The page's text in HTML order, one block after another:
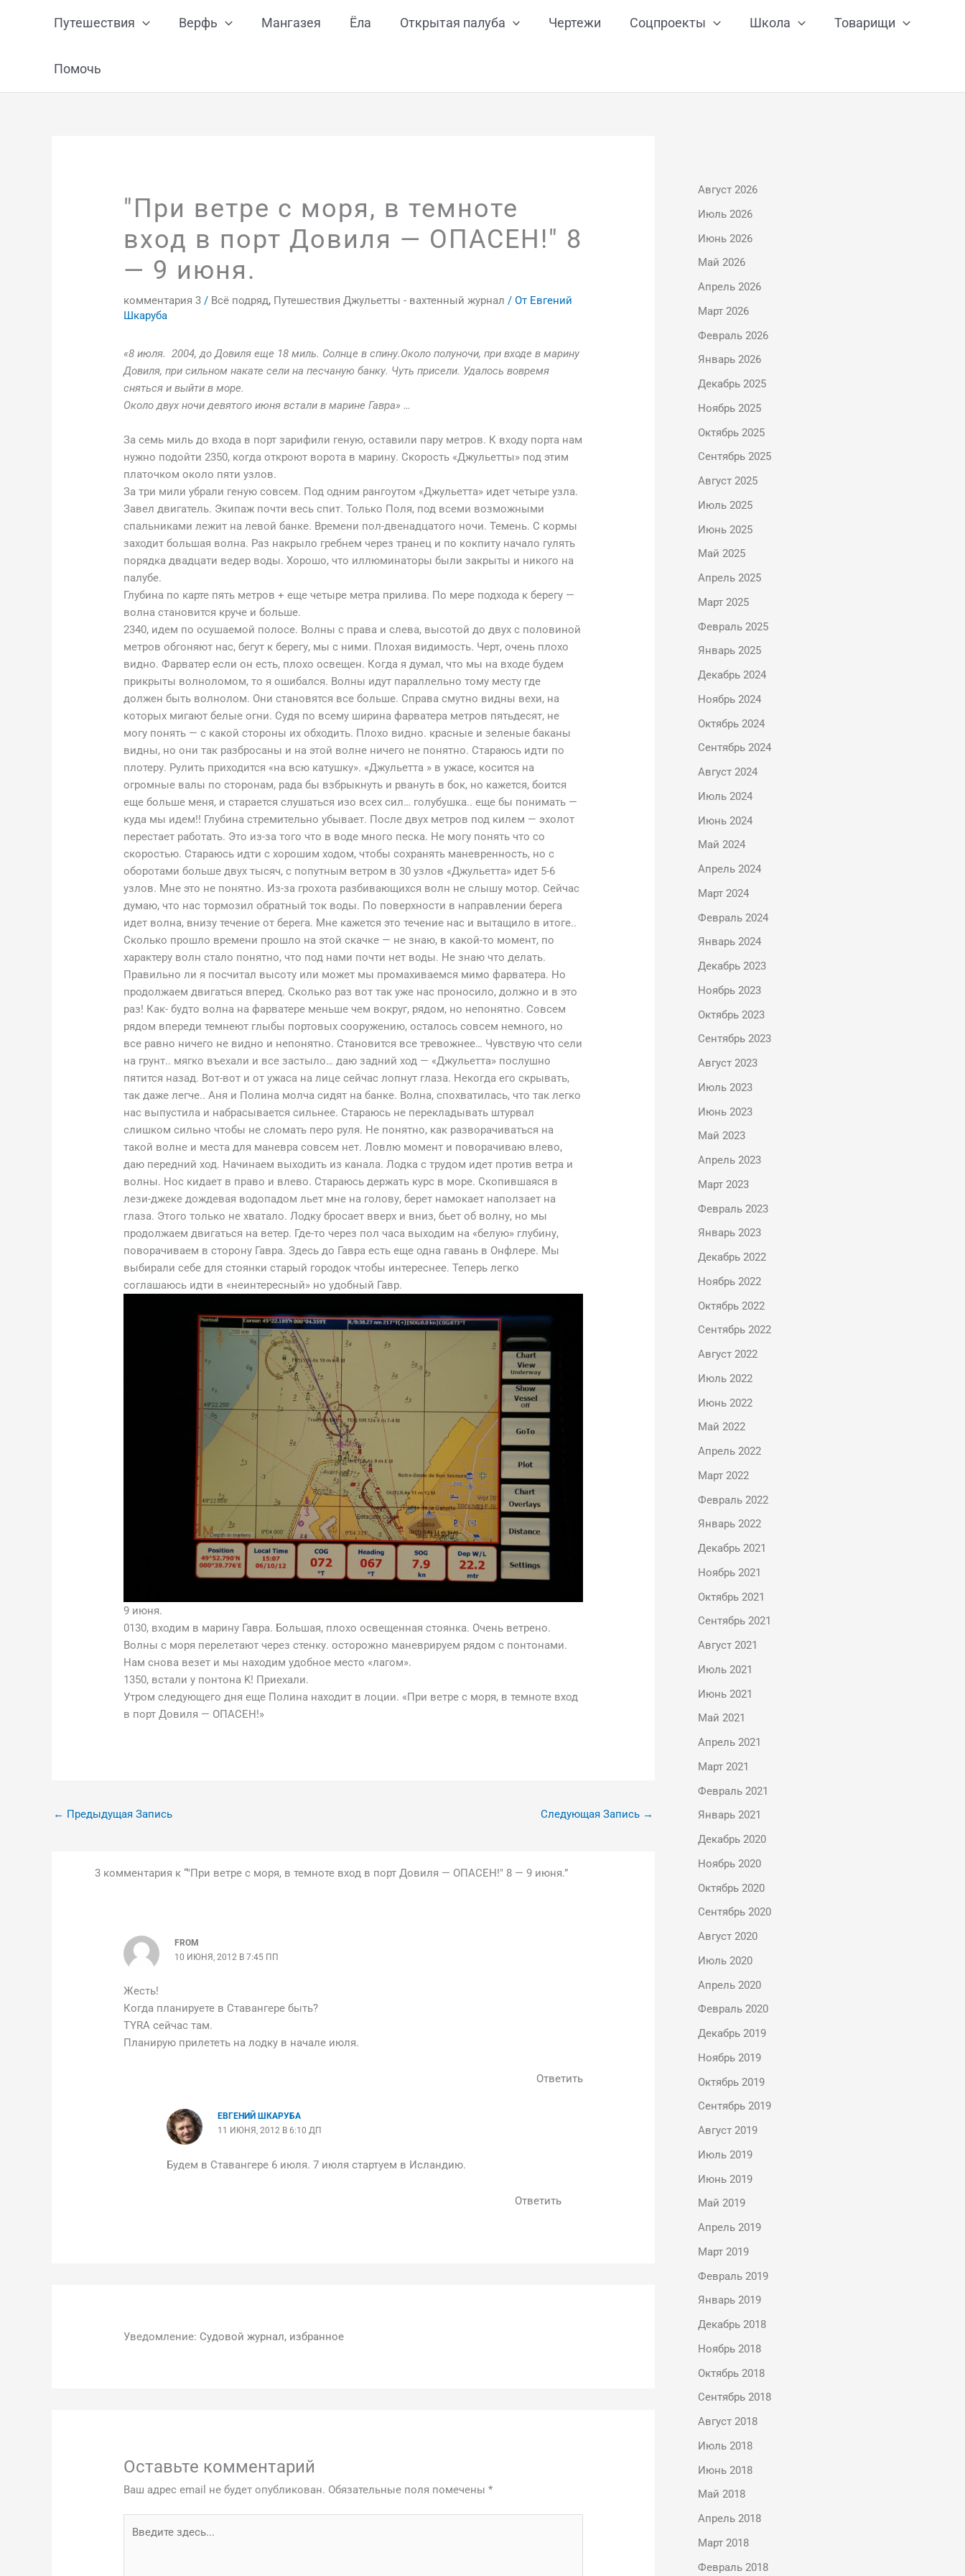
Путешествия Верфь Мангазея Ёла Открытая палуба Чертежи Соцпроекты Школа Товарищи
Помочь
"При ветре с моря, в темноте
вход в порт Довиля — ОПАСЕН!" 8
— 9 июня.
комментария 3 / Всё подряд, Путешествия Джульетты - вахтенный журнал / От Евгений
Шкаруба
«8 июля. 2004, до Довиля еще 18 миль. Солнце в спину.Около полуночи, при входе в марину
Довиля, при сильном накате сели на песчаную банку. Чуть присели. Удалось вовремя
сняться и выйти в море.
Около двух ночи девятого июня встали в марине Гавра» …
За семь миль до входа в порт зарифили геную, оставили пару метров. К входу порта нам
нужно подойти 2350, когда откроют ворота в марину. Скорость «Джульетты» под этим
платочком около пяти узлов.
За три мили убрали геную совсем. Под одним рангоутом «Джульетта» идет четыре узла.
Завел двигатель. Экипаж почти весь спит. Только Поля, под всеми возможными
спальниками лежит на левой банке. Времени пол-двенадцатого ночи. Темень. С кормы
заходит большая волна. Раз накрыло гребнем через транец и по кокпиту начало гулять
порядка двадцати ведер воды. Хорошо, что иллюминаторы были закрыты и никого на
палубе.
Глубина по карте пять метров + еще четыре метра прилива. По мере подхода к берегу —
волна становится круче и больше.
2340, идем по осушаемой полосе. Волны с права и слева, высотой до двух с половиной
метров обгоняют нас, бегут к берегу, мы с ними. Плохая видимость. Черт, очень плохо
видно. Фарватер если он есть, плохо освещен. Когда я думал, что мы на входе будем
прикрыты волноломом, то я ошибался. Волны идут параллельно тому месту где
должен быть волнолом. Они становятся все больше. Справа смутно видны вехи, на
которых мигают белые огни. Судя по всему ширина фарватера метров пятьдесят, не
могу понять — с какой стороны их обходить. Плохо видно. красные и зеленые баканы
видны, но они так разбросаны и на этой волне ничего не понятно. Стараюсь идти по
плотеру. Рулить приходится «на всю катушку». «Джульетта » в ужасе, косится на
огромные валы по сторонам, рада бы взбрыкнуть и рвануть в бок, но кажется, боится
еще больше меня, и старается слушаться изо всех сил… голубушка.. еще бы понимать —
куда мы идем!! Глубина стремительно убывает. После двух метров под килем — эхолот
перестает работать. Это из-за того что в воде много песка. Не могу понять что со
скоростью. Стараюсь идти с хорошим ходом, чтобы сохранять маневренность, но с
оборотами больше двух тысяч, с попутным ветром в 30 узлов «Джульетта» идет 5-6
узлов. Мне это не понятно. Из-за грохота разбивающихся волн не слышу мотор. Сейчас
думаю, что нас тормозил обратный ток воды. По поверхности в направлении берега
идет волна, внизу течение от берега. Мне кажется это течение нас и вытащило в итоге..
Сколько прошло времени прошло на этой скачке — не знаю, в какой-то момент, по
характеру волн стало понятно, что под нами почти нет воды. Не знаю что делать.
Правильно ли я посчитал высоту или может мы промахиваемся мимо фарватера. Но
продолжаем двигаться вперед. Сколько раз вот так уже нас проносило, должно и в это
раз! Как- будто волна на фарватере меньше чем вокруг, рядом, но непонятно. Совсем
рядом впереди темнеют глыбы портовых сооружению, осталось совсем немного, но
все равно ничего не видно и непонятно. Становится все тревожнее… Чувствую что сели
на грунт.. мягко въехали и все застыло… даю задний ход — «Джульетта» послушно
пятится назад. Вот-вот и от ужаса на лице сейчас лопнут глаза. Некогда его скрывать,
так даже легче.. Аня и Полина молча сидят на банке. Волна, спохватилась, что так легко
нас выпустила и набрасывается сильнее. Стараюсь не перекладывать штурвал
слишком сильно чтобы не сломать перо руля. Не понятно, как разворачиваться на
такой волне и места для маневра совсем нет. Ловлю момент и поворачиваю влево,
даю передний ход. Начинаем выходить из канала. Лодка с трудом идет против ветра и
волны. Нос кидает в право и влево. Стараюсь держать курс в море. Скопившаяся в
лези-джеке дождевая водопадом льет мне на голову, берет намокает наползает на
глаза. Этого только не хватало. Лодку бросает вверх и вниз, бьет об волну, но мы
продолжаем двигаться на ветер. Где-то через пол часа выходим на «белую» глубину,
поворачиваем в сторону Гавра. Здесь до Гавра есть еще одна гавань в Онфлере. Мы
выбирали себе для стоянки старый городок чтобы интереснее. Теперь легко
соглашаюсь идти в «неинтересный» но удобный Гавр.
9 июня.
0130, входим в марину Гавра. Большая, плохо освещенная стоянка. Очень ветрено.
Волны с моря перелетают через стенку. осторожно маневрируем рядом с понтонами.
Нам снова везет и мы находим удобное место «лагом».
1350, встали у понтона K! Приехали.
Утром следующего дня еще Полина находит в лоции. «При ветре с моря, в темноте вход
в порт Довиля — ОПАСЕН!»
← Предыдущая Запись Следующая Запись →
3 комментария к “"При ветре с моря, в темноте вход в порт Довиля — ОПАСЕН!" 8 — 9 июня.”
FROM
10 ИЮНЯ, 2012 В 7:45 ПП
Жесть!
Когда планируете в Ставангере быть?
TYRA сейчас там.
Планирую прилететь на лодку в начале июля.
Ответить
ЕВГЕНИЙ ШКАРУБА
11 ИЮНЯ, 2012 В 6:10 ДП
Будем в Ставангере 6 июля. 7 июля стартуем в Исландию.
Ответить
Уведомление: Судовой журнал, избранное
Оставьте комментарий
Ваш адрес email не будет опубликован. Обязательные поля помечены*
здесь...
Август 2026
Июль 2026
Июнь 2026
Май 2026
Апрель 2026
Март 2026
Февраль 2026
Январь 2026
Декабрь 2025
Ноябрь 2025
Октябрь 2025
Сентябрь 2025
Август 2025
Июль 2025
Июнь 2025
Май 2025
Апрель 2025
Март 2025
Февраль 2025
Январь 2025
Декабрь 2024
Ноябрь 2024
Октябрь 2024
Сентябрь 2024
Август 2024
Июль 2024
Июнь 2024
Май 2024
Апрель 2024
Март 2024
Февраль 2024
Январь 2024
Декабрь 2023
Ноябрь 2023
Октябрь 2023
Сентябрь 2023
Август 2023
Июль 2023
Июнь 2023
Май 2023
Апрель 2023
Март 2023
Февраль 2023
Январь 2023
Декабрь 2022
Ноябрь 2022
Октябрь 2022
Сентябрь 2022
Август 2022
Июль 2022
Июнь 2022
Май 2022
Апрель 2022
Март 2022
Февраль 2022
Январь 2022
Декабрь 2021
Ноябрь 2021
Октябрь 2021
Сентябрь 2021
Август 2021
Июль 2021
Июнь 2021
Май 2021
Апрель 2021
Март 2021
Февраль 2021
Январь 2021
Декабрь 2020
Ноябрь 2020
Октябрь 2020
Сентябрь 2020
Август 2020
Июль 2020
Апрель 2020
Февраль 2020
Декабрь 2019
Ноябрь 2019
Октябрь 2019
Сентябрь 2019
Август 2019
Июль 2019
Июнь 2019
Май 2019
Апрель 2019
Март 2019
Февраль 2019
Январь 2019
Декабрь 2018
Ноябрь 2018
Октябрь 2018
Сентябрь 2018
Август 2018
Июль 2018
Июнь 2018
Май 2018
Апрель 2018
Март 2018
Февраль 2018